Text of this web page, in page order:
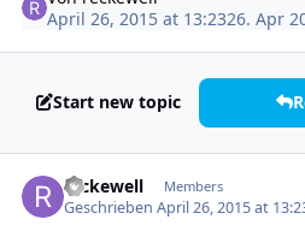
April 26, 2015 at 13:2326. Apr
Start new topic
reckewell Members
GeschriebenApril 26, 2015 at